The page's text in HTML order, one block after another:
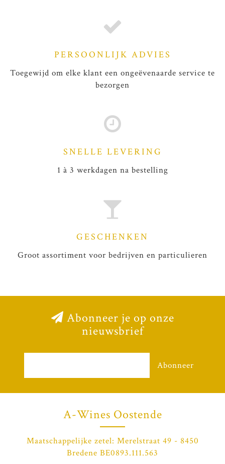
PERSOONLIJK ADVIES
Toegewijd om elke klant een ongeëvenaarde service te
bezorgen
SNELLE LEVERING
1 à 3 werkdagen na bestelling
GESCHENKEN
Groot assortiment voor bedrijven en particulieren
Abonneer je op onze
nieuwsbrief
Abonneer
A-Wines Oostende
Maatschappelijke zetel: Merelstraat 49 - 8450
Bredene BE0893.111.563